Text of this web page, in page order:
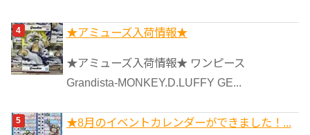
★アミューズ入荷情報★
★アミューズ入荷情報★ ワンピース
Grandista-MONKEY.D.LUFFY GE...
★8月のイベントカレンダーができました！...